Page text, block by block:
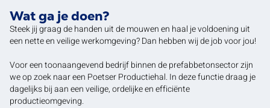
Wat ga je doen?
Steek jij graag de handen uit de mouwen en haal je voldoening uit
een nette en veilige werkomgeving? Dan hebben wij de job voor jou!
Voor een toonaangevend bedrijf binnen de prefabbetonsector zijn
we op zoek naar een Poetser Productiehal. In deze functie draag je
dagelijks bij aan een veilige, ordelijke en efficiënte
productieomgeving.